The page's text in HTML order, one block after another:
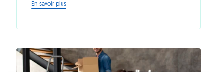
En savoir plus-
travaux
stress
:
étapes